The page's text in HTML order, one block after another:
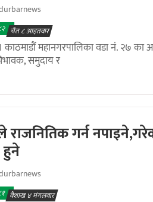
चैत ८ आइतवार
काठमाडौं महानगरपालिका वडा नं. २७
समुदाय र
राजनितिक गर्न
हुने
वैशाख ४ मंगलवार